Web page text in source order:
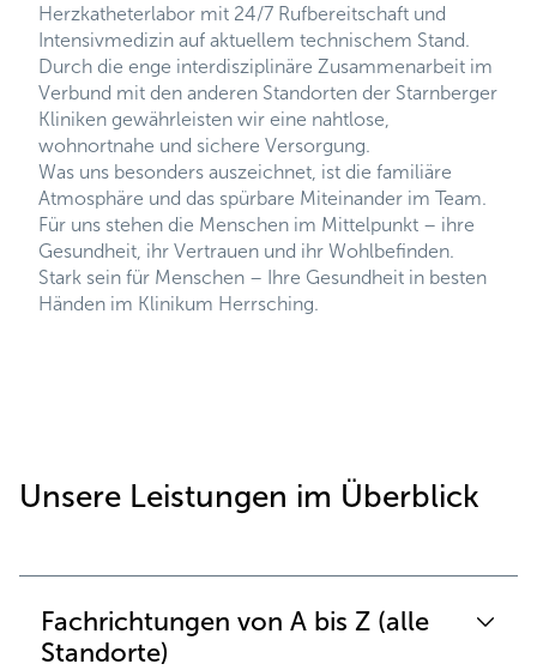
Herzkatheterlabor mit 24/7 Rufbereitschaft und
Intensivmedizin auf aktuellem technischem Stand.
Durch die enge interdisziplinäre Zusammenarbeit im
Verbund mit den anderen Standorten der Starnberger
Kliniken gewährleisten wir eine nahtlose,
wohnortnahe und sichere Versorgung.
Was uns besonders auszeichnet, ist die familiäre
Atmosphäre und das spürbare Miteinander im Team.
Für uns stehen die Menschen im Mittelpunkt – ihre
Gesundheit, ihr Vertrauen und ihr Wohlbefinden.
Stark sein für Menschen – Ihre Gesundheit in besten
Händen im Klinikum Herrsching.
Unsere Leistungen im Überblick
Fachrichtungen von A bis Z (alle
Standorte)